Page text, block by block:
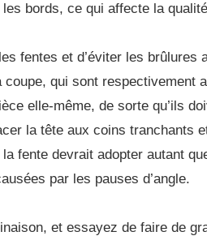
bords, ce qui affecte la
fentes et d’éviter les brûlures
qui sont respectivement
elle-même, de sorte qu’ils
la tête aux coins tranchants
fente devrait adopter autant
par les pauses d’angle.
et essayez de faire de